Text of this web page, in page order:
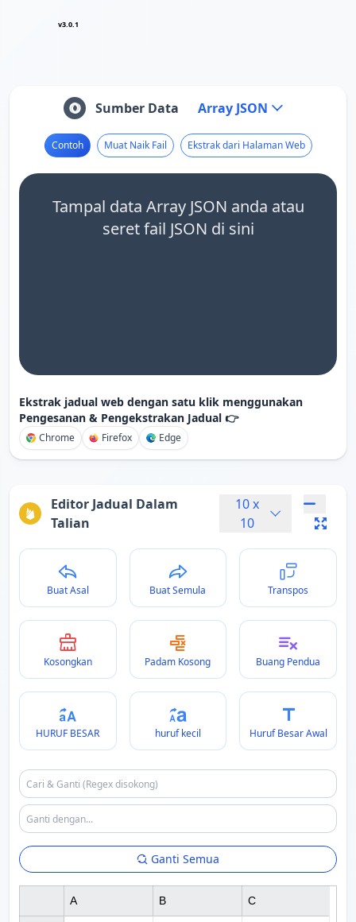
v3.0.1
Sumber Data Array JSON
Contoh Muat Naik Fail Ekstrak dari Halaman Web
Tampal data Array JSON anda atau
seret fail JSON di sini
Ekstrak jadual web dengan satu klik menggunakan
Pengesanan & Pengekstrakan Jadual 👉
Chrome Firefox Edge
Editor Jadual Dalam
Talian
10 x
10
Buat Asal Buat Semula Transpos
Kosongkan Padam Kosong Buang Pendua
HURUF BESAR huruf kecil Huruf Besar Awal
Ganti Semua
A B C